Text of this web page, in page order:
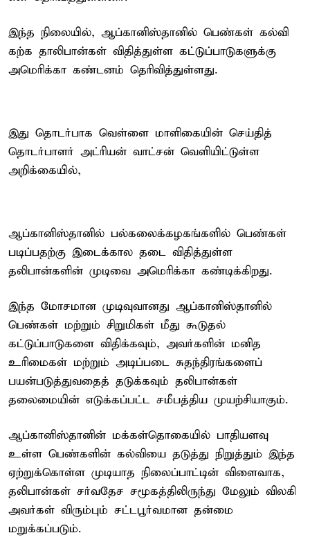
இந்த நிலையில், ஆப்கானிஸ்தானில் பெண்கள் கல்வி
கற்க தாலிபான்கள் விதித்துள்ள கட்டுப்பாடுகளுக்கு
அமெரிக்கா கண்டனம் தெரிவித்துள்ளது.
இது தொடர்பாக வெள்ளை மாளிகையின் செய்தித்
தொடர்பாளர் அட்ரியன் வாட்சன் வெளியிட்டுள்ள
அறிக்கையில்,
ஆப்கானிஸ்தானில் பல்கலைக்கழகங்களில் பெண்கள்
படிப்பதற்கு இடைக்கால தடை விதித்துள்ள
தலிபான்களின் முடிவை அமெரிக்கா கண்டிக்கிறது.
இந்த மோசமான முடிவுவானது ஆப்கானிஸ்தானில்
பெண்கள் மற்றும் சிறுமிகள் மீது கூடுதல்
கட்டுப்பாடுகளை விதிக்கவும், அவர்களின் மனித
உரிமைகள் மற்றும் அடிப்படை சுதந்திரங்களைப்
பயன்படுத்துவதைத் தடுக்கவும் தலிபான்கள்
தலைமையின் எடுக்கப்பட்ட சமீபத்திய முயற்சியாகும்.
ஆப்கானிஸ்தானின் மக்கள்தொகையில் பாதியளவு
உள்ள பெண்களின் கல்வியை தடுத்து நிறுத்தும் இந்த
ஏற்றுக்கொள்ள முடியாத நிலைப்பாட்டின் விளைவாக,
தலிபான்கள் சர்வதேச சமூகத்திலிருந்து மேலும் விலகி
அவர்கள் விரும்பும் சட்டபூர்வமான தன்மை
மறுக்கப்படும்.